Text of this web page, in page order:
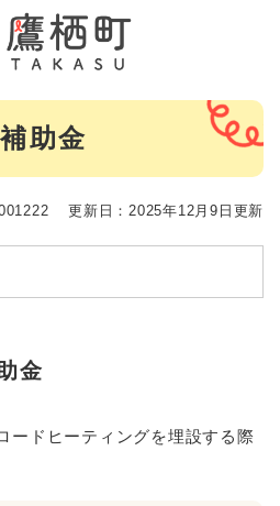
を飛ばして本文へ
助金
更新日：2025年12月9日更新
金
ードヒーティングを埋設する際